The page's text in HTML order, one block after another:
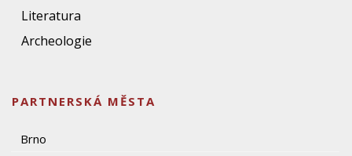
Literatura
Archeologie
PARTNERSKÁ MĚSTA
Brno